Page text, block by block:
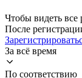
Чтобы видеть все
После
За всё время
По соответствию